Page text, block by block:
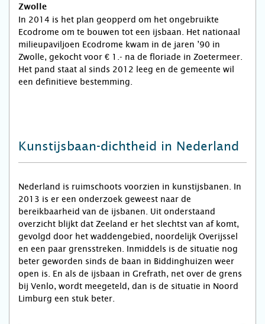
Zwolle
In 2014 is het plan geopperd om het ongebruikte
Ecodrome om te bouwen tot een ijsbaan. Het nationaal
milieupaviljoen Ecodrome kwam in de jaren ’90 in
Zwolle, gekocht voor € 1.- na de floriade in Zoetermeer.
Het pand staat al sinds 2012 leeg en de gemeente wil
een definitieve bestemming.
Kunstijsbaan-dichtheid in Nederland
Nederland is ruimschoots voorzien in kunstijsbanen. In
2013 is er een onderzoek geweest naar de
bereikbaarheid van de ijsbanen. Uit onderstaand
overzicht blijkt dat Zeeland er het slechtst van af komt,
gevolgd door het waddengebied, noordelijk Overijssel
en een paar grensstreken. Inmiddels is de situatie nog
beter geworden sinds de baan in Biddinghuizen weer
open is. En als de ijsbaan in Grefrath, net over de grens
bij Venlo, wordt meegeteld, dan is de situatie in Noord
Limburg een stuk beter.